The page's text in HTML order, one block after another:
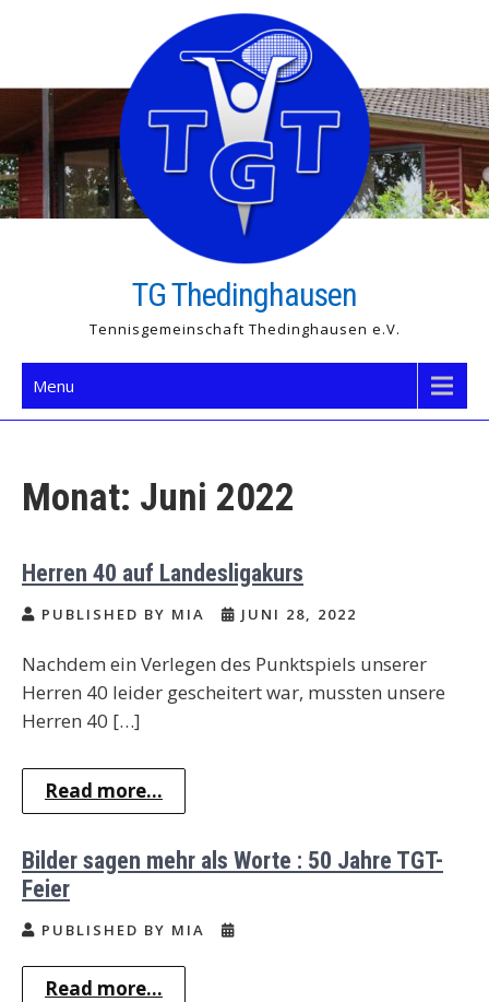
TG Thedinghausen
Tennisgemeinschaft Thedinghausen e.V.
Menu
Monat: Juni 2022
Herren 40 auf Landesligakurs
PUBLISHED BY MIA JUNI 28, 2022
Nachdem ein Verlegen des Punktspiels unserer
Herren 40 leider gescheitert war, mussten unsere
Herren 40 […]
Read more...
Bilder sagen mehr als Worte : 50 Jahre TGT-
Feier
PUBLISHED BY MIA
Read more...